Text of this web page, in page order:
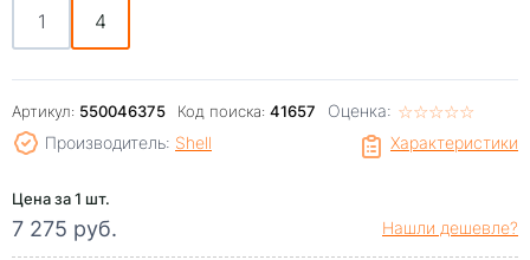
1 4
Артикул: 550046375 Код поиска: 41657 Оценка: ☆☆☆☆☆
★★★★★
Характеристики
Производитель: Shell
Цена за 1 шт.
7 275 руб. Нашли дешевле?